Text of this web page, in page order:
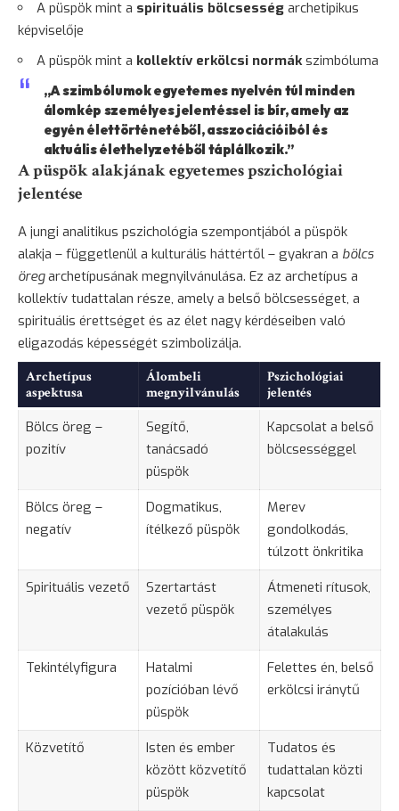
A püspök mint a spirituális bölcsesség archetipikus
képviselője
A püspök mint a kollektív erkölcsi normákszimbóluma
„A szimbólumok egyetemes nyelvén túl minden
álomkép személyes jelentéssel is bír, amely az
egyén élettörténetéből, asszociációiból és
aktuális élethelyzetéből táplálkozik.”
A püspök alakjának egyetemes pszichológiai
jelentése
A jungi analitikus pszichológia szempontjából a püspök
alakja – függetlenül a kulturális háttértől – gyakran a bölcs
öregarchetípusának megnyilvánulása. Ez az archetípus a
kollektív tudattalan része, amely a belső bölcsességet, a
spirituális érettséget és az élet nagy kérdéseiben való
eligazodás képességét szimbolizálja.
Archetípus
aspektusa
Álombeli
megnyilvánulás
Pszichológiai
jelentés
Bölcs öreg –
pozitív
Segítő,
tanácsadó
püspök
Kapcsolat a belső
bölcsességgel
Bölcs öreg –
negatív
Dogmatikus,
ítélkező püspök
Merev
gondolkodás,
túlzott önkritika
Spirituális vezető
Szertartást
vezető püspök
Átmeneti rítusok,
személyes
átalakulás
Tekintélyfigura
Hatalmi
pozícióban lévő
püspök
Felettes én, belső
erkölcsi iránytű
Közvetítő
Isten és ember
között közvetítő
püspök
Tudatos és
tudattalan közti
kapcsolat